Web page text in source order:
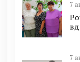
7
7